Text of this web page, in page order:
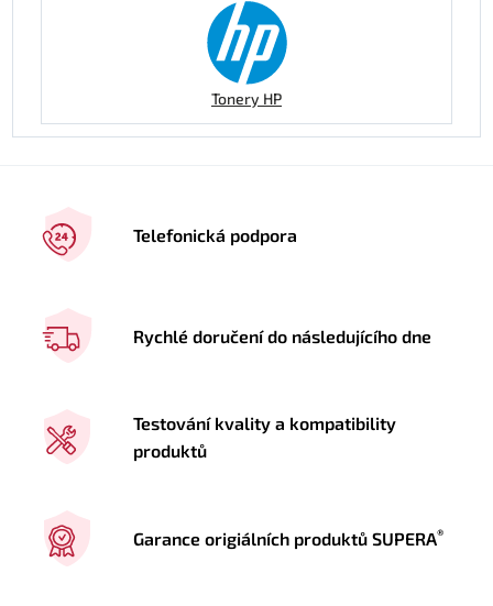
Tonery HP
Telefonická podpora
Rychlé doručení do následujícího dne
Testování kvality a kompatibility
produktů
Garance origiálních produktů SUPERA®